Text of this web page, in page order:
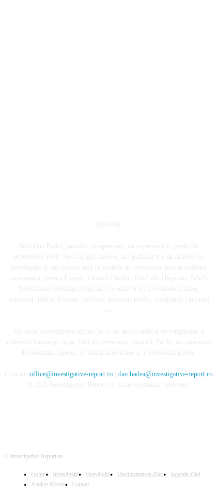
office@investigative-report.ro| dan.badea@investigative-report.ro
© Investigative-Report.ro
Home Investigatii Dezvăluiri Dezinformarea Zilei
Agenda Zilei
Analize Media
Contact